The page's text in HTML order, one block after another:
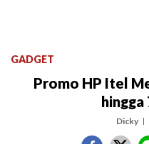
GADGET
Promo HP Itel
hingga
Dicky